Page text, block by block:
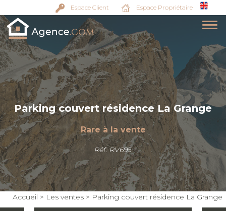
Espace Client Espace Propriétaire
Parking couvert résidence La Grange
Rare à la vente
Réf. RV695
Accueil > Les ventes > Parking couvert résidence La Grange